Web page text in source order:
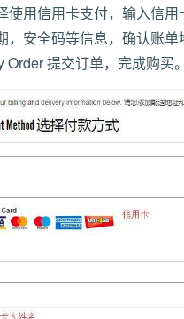
使用信用卡支付，输入信用
，安全码等信息，确认账单
Order 提交订单，完成购买。